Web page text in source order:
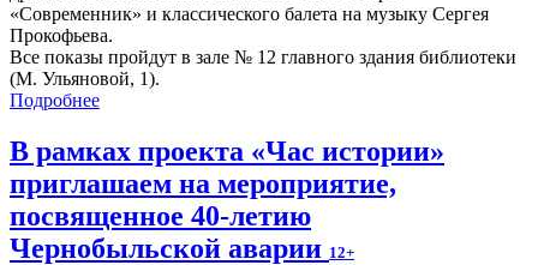
«Современник» и классического балета на музыку Сергея
Прокофьева.
Все показы пройдут в зале № 12 главного здания библиотеки
(М. Ульяновой, 1).
Подробнее
В рамках проекта «Час истории»
приглашаем на мероприятие,
посвященное 40-летию
Чернобыльской аварии 12+